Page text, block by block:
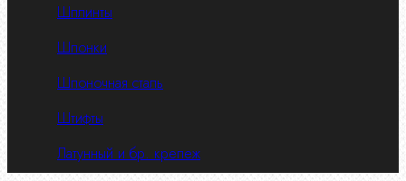
Шплинты
Шпонки
Шпоночная сталь
Штифты
Латунный и бр. крепеж